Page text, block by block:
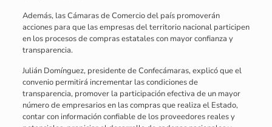
Además, las Cámaras de Comercio del país promoverán
acciones para que las empresas del territorio nacional participen
en los procesos de compras estatales con mayor confianza y
transparencia.
Julián Domínguez, presidente de Confecámaras, explicó que el
convenio permitirá incrementar las condiciones de
transparencia, promover la participación efectiva de un mayor
número de empresarios en las compras que realiza el Estado,
contar con información confiable de los proveedores reales y